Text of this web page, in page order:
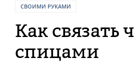
СВОИМИ РУКАМИ
Как связать
спицами